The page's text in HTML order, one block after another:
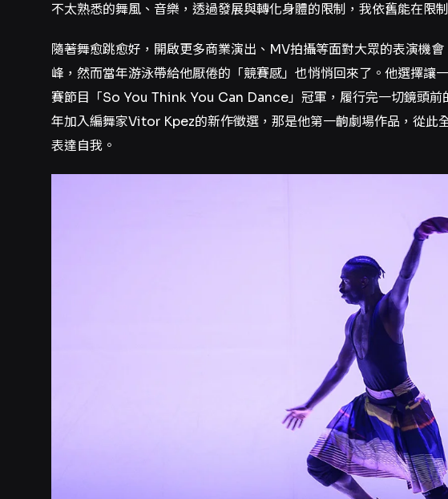
不太熟悉的舞風、音樂，透過發展與轉化身體的限制，我依舊能在限
隨著舞愈跳愈好，開啟更多商業演出、MV拍攝等面對大眾的表演機
峰，然而當年游泳帶給他厭倦的「競賽感」也悄悄回來了。他選擇讓
賽節目「So You Think You Can Dance」冠軍，履行完一切鏡頭前
年加入編舞家Vitor Kpez的新作徵選，那是他第一齣劇場作品，從此
表達自我。